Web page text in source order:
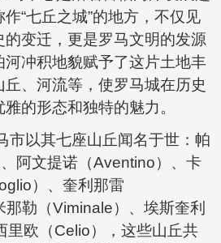
“七丘之城”的地方，不仅见
变迁，更是罗马文明的发源
冲积地貌赋予了这片土地丰
、河流等，使罗马城在历史
的形态和独特的魅力。
市以其七座山丘闻名于世：帕
阿文提诺（Aventino）、卡
）、奎利那雷
那勒（Viminale）、埃斯奎利
里欧（Celio），这些山丘共